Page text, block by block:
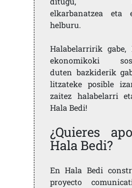
elkarbanatzea eta
helburu.
Halabelarririk gabe,
ekonomikoki
duten bazkiderik
litzateke posible
zaitez halabelarri
Hala Bedi!
¿Quieres
Hala Bedi?
En Hala Bedi
proyecto